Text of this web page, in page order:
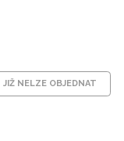
JIŽ NELZE OBJEDNAT